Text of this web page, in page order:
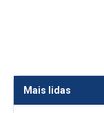
Mais lidas